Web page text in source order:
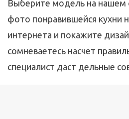
Выберите модель на нашем
фото понравившейся кухни
интернета и покажите
сомневаетесь насчет
специалист даст дельные